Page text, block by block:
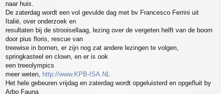
naar huis.
De zaterdag wordt een vol gevulde dag met bv Francesco Ferrini uit
Italië, over onderzoek en
resultaten bij de strooisellaag, lezing over de vergeten helft van de boom
door pius floris, rescue van
treewise in bomen, er zijn nog zat andere lezingen te volgen,
springkasteel en clown, en er is ook
een treeolympics
meer weten, http://www.KPB-ISA.NL
Het hele gebeuren vrijdag en zaterdag wordt opgeluisterd en opgefluit by
Arbo Fauna